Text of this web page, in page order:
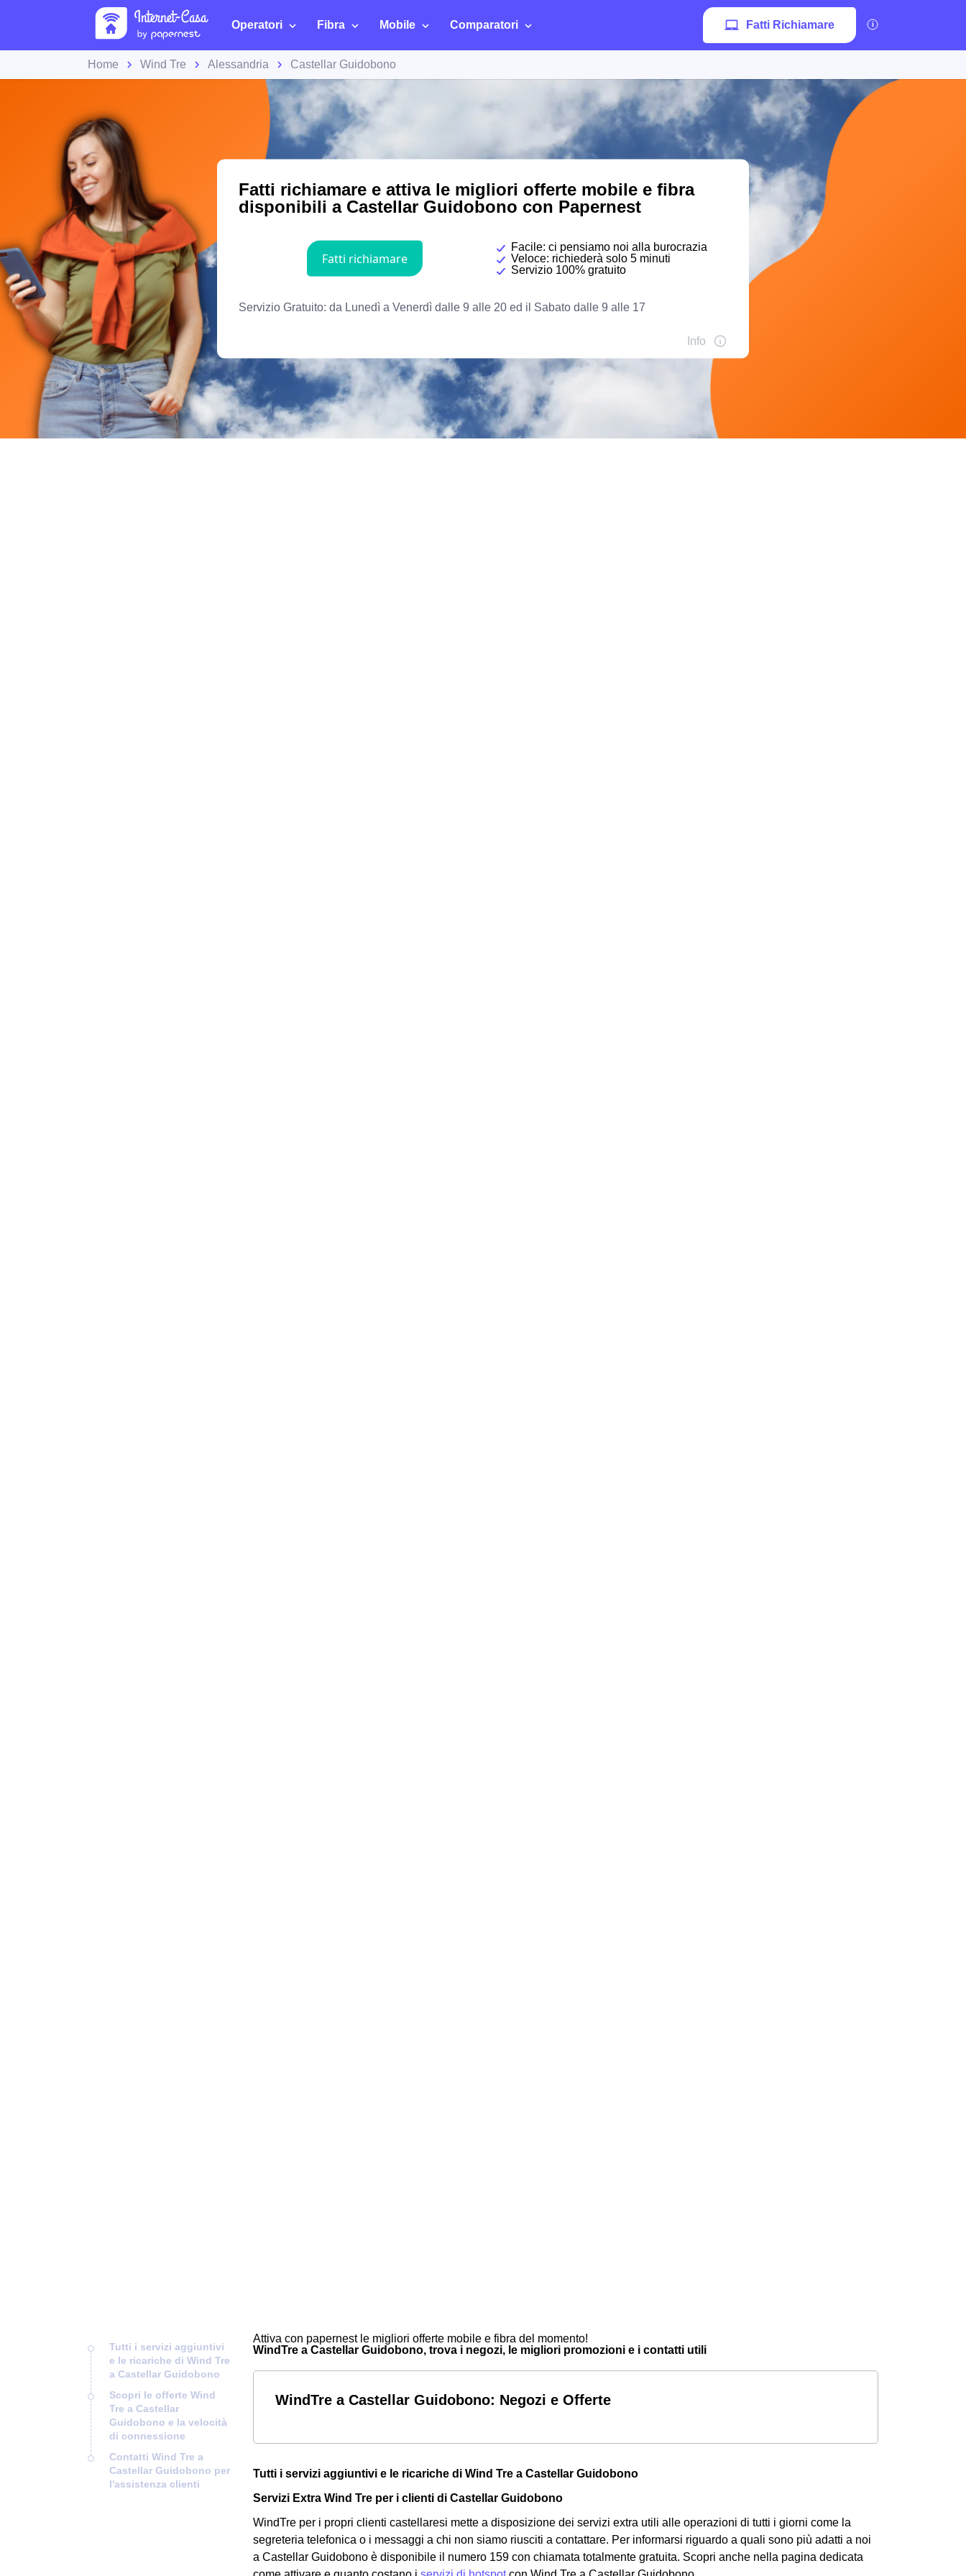
Operatori Fibra Mobile Comparatori Fatti Richiamare
Home Wind Tre Alessandria Castellar Guidobono
Tutti i servizi aggiuntivi
e le ricariche di Wind Tre
a Castellar Guidobono
Scopri le offerte Wind
Tre a Castellar
Guidobono e la velocità
di connessione
Contatti Wind Tre a
Castellar Guidobono per
l'assistenza clienti
Attiva con papernest le migliori offerte mobile e fibra del momento!
WindTre a Castellar Guidobono, trova i negozi, le migliori promozioni e i contatti utili
WindTre a Castellar Guidobono: Negozi e Offerte
Tutti i servizi aggiuntivi e le ricariche di Wind Tre a Castellar Guidobono
Servizi Extra Wind Tre per i clienti di Castellar Guidobono
WindTre per i propri clienti castellaresi mette a disposizione dei servizi extra utili alle operazioni di tutti i giorni come la
segreteria telefonica o i messaggi a chi non siamo riusciti a contattare. Per informarsi riguardo a quali sono più adatti a noi
a Castellar Guidobono è disponibile il numero 159 con chiamata totalmente gratuita. Scopri anche nella pagina dedicata